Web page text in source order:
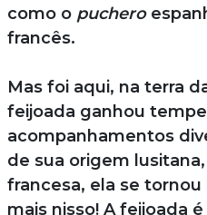
como o puchero
francês.
Mas foi aqui, na terra
feijoada ganhou
acompanhamentos
de sua origem
francesa, ela se tornou
mais nisso! A feijoada